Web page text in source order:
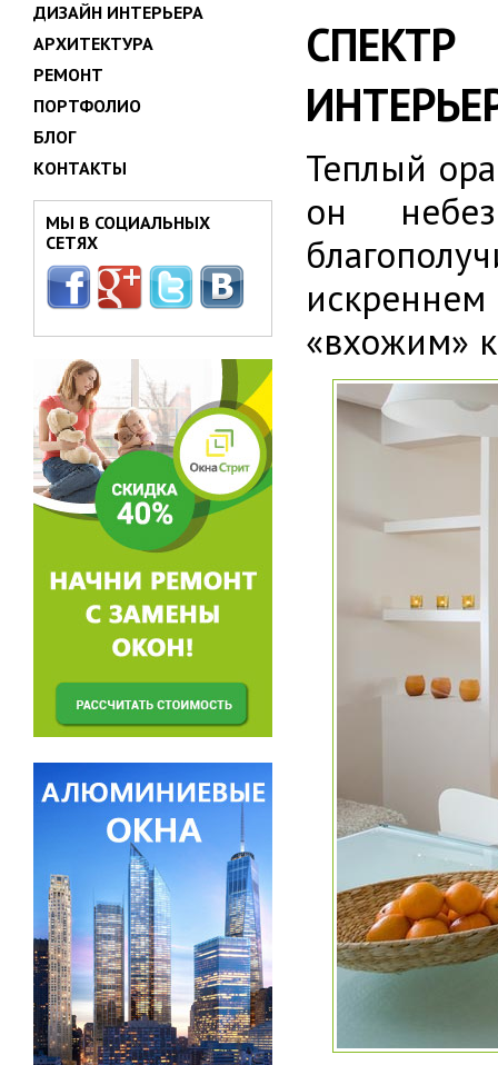
Теплый
он
«вхожим»
ДИЗАЙН ИНТЕРЬЕРА
АРХИТЕКТУРА
РЕМОНТ
ПОРТФОЛИО
БЛОГ
КОНТАКТЫ
МЫ В СОЦИАЛЬНЫХ
СЕТЯХ